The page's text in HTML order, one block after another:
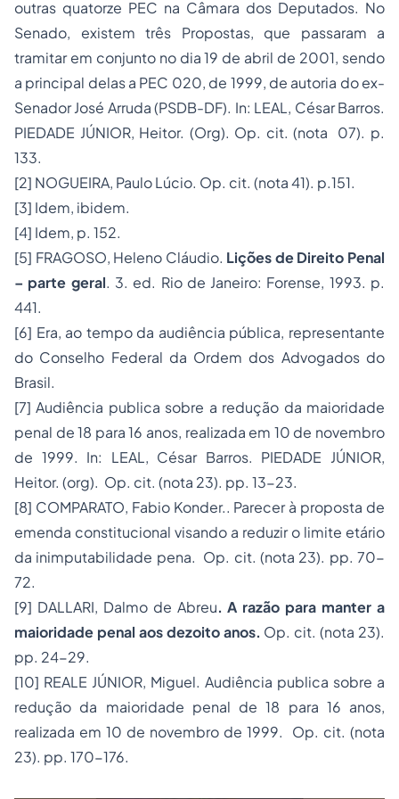
outras quatorze PEC na Câmara dos Deputados. No
Senado, existem três Propostas, que passaram a
tramitar em conjunto no dia 19 de abril de 2001, sendo
a principal delas a PEC 020, de 1999, de autoria do ex-
Senador José Arruda (PSDB-DF). In: LEAL, César Barros.
PIEDADE JÚNIOR, Heitor. (Org). Op. cit. (nota 07). p.
133.
[2] NOGUEIRA, Paulo Lúcio. Op. cit. (nota 41). p.151.
[3] Idem, ibidem.
[4] Idem, p. 152.
[5] FRAGOSO, Heleno Cláudio. Lições de Direito Penal
– parte geral. 3. ed. Rio de Janeiro: Forense, 1993. p.
441.
[6] Era, ao tempo da audiência pública, representante
do Conselho Federal da Ordem dos Advogados do
Brasil.
[7] Audiência publica sobre a redução da maioridade
penal de 18 para 16 anos, realizada em 10 de novembro
de 1999. In: LEAL, César Barros. PIEDADE JÚNIOR,
Heitor. (org). Op. cit. (nota 23). pp. 13-23.
[8] COMPARATO, Fabio Konder.. Parecer à proposta de
emenda constitucional visando a reduzir o limite etário
da inimputabilidade pena. Op. cit. (nota 23). pp. 70-
72.
[9] DALLARI, Dalmo de Abreu. A razão para manter a
maioridade penal aos dezoito anos. Op. cit. (nota 23).
pp. 24-29.
[10] REALE JÚNIOR, Miguel. Audiência publica sobre a
redução da maioridade penal de 18 para 16 anos,
realizada em 10 de novembro de 1999. Op. cit. (nota
23). pp. 170-176.